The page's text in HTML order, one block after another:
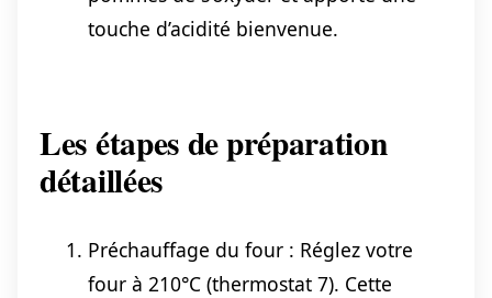
touche d’acidité bienvenue.
Les étapes de préparation
détaillées
Préchauffage du four : Réglez votre
four à 210°C (thermostat 7). Cette